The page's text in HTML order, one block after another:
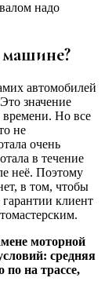
надо
машине?
автомобилей
значение
времени. Но все
не
очень
в течение
неё. Поэтому
в том, чтобы
клиент
моторной
средняя
по на трассе,